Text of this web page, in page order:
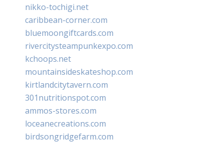
nikko-tochigi.net
caribbean-corner.com
bluemoongiftcards.com
rivercitysteampunkexpo.com
kchoops.net
mountainsideskateshop.com
kirtlandcitytavern.com
301nutritionspot.com
ammos-stores.com
loceanecreations.com
birdsongridgefarm.com